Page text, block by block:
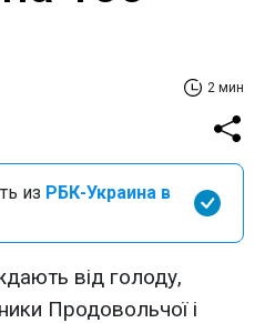
2 мин
из РБК-Украина в
від голоду,
Продовольчої і